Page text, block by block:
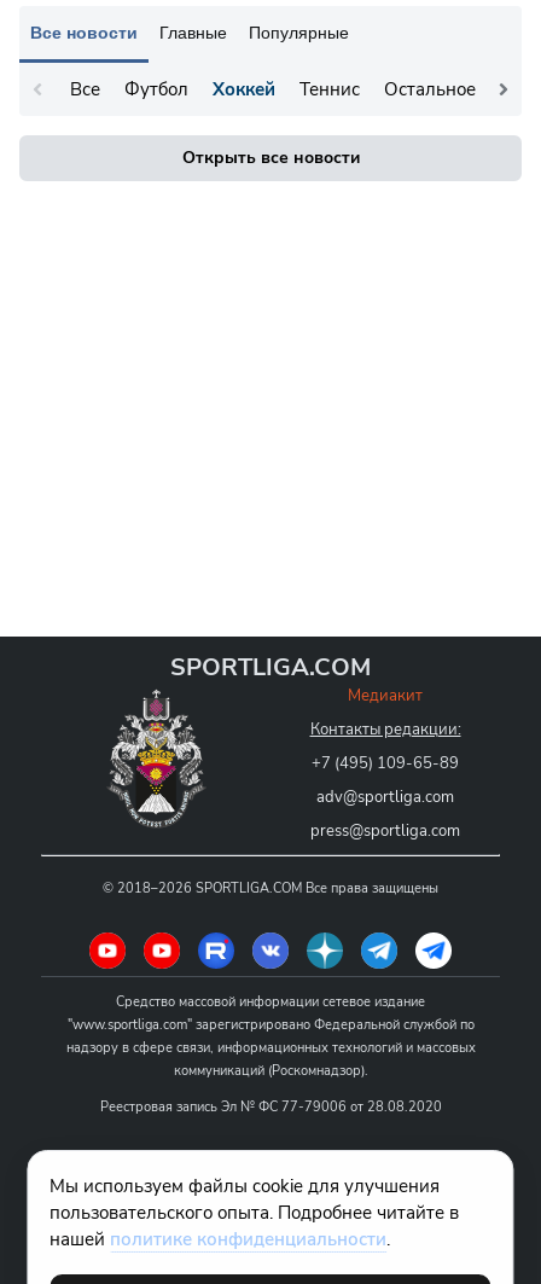
Все новости Главные Популярные
Все Футбол Хоккей Теннис Остальное
Открыть все новости
SPORTLIGA.COM
Медиакит
Контакты редакции:
+7 (495) 109-65-89
adv@sportliga.com
press@sportliga.com
© 2018–2026 SPORTLIGA.COM Все права защищены
Средство массовой информации сетевое издание
"www.sportliga.com" зарегистрировано Федеральной службой по
надзору в сфере связи, информационных технологий и массовых
коммуникаций (Роскомнадзор).
Реестровая запись Эл № ФС 77-79006 от 28.08.2020
Учредитель СМИ сетевого издания "www.sportliga.com": ИП Чамин
О.Н.
Главный редактор СМИ сетевого издания "www.sportliga.com":
Хаимов Д.И.
Мы используем файлы cookie для улучшения
пользовательского опыта. Подробнее читайте в
нашей политике конфиденциальности.